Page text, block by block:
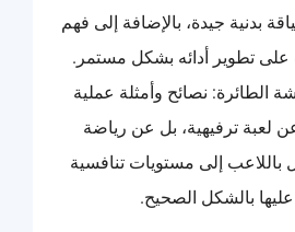
بدنية جيدة، بالإضافة إلى فهم
على تطوير أدائه بشكل مستمر.
الطائرة: نصائح وأمثلة عملية
لعبة ترفيهية، بل عن رياضة
باللاعب إلى مستويات تنافسية
عليها بالشكل الصحيح.